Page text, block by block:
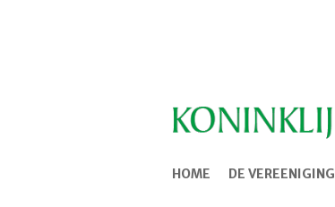
HOME DE VEREENIGING